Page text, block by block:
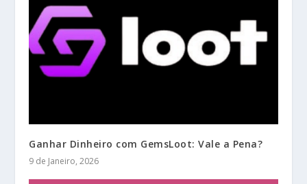
Ganhar Dinheiro com GemsLoot: Vale a Pena?
9 de Janeiro, 2026